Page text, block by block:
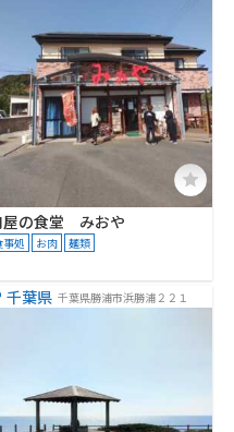
屋の食堂 みおや
事処 お肉 麺類
千葉県 千葉県勝浦市浜勝浦２２１